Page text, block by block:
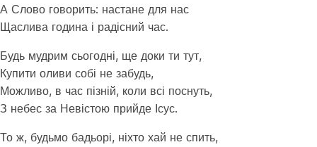
А Слово говорить: настане для нас
Щаслива година і радісний час.
Будь мудрим сьогодні, ще доки ти тут,
Купити оливи собі не забудь,
Можливо, в час пізній, коли всі поснуть,
З небес за Невістою прийде Ісус.
То ж, будьмо бадьорі, ніхто хай не спить,